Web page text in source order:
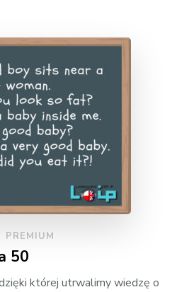
PREMIUM
50
której utrwalimy wiedzę o